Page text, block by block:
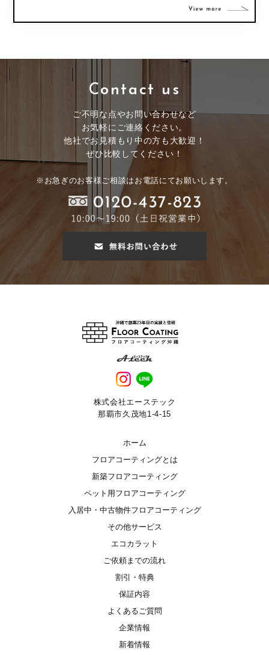
Contact us
ご不明な点やお問い合わせなど
お気軽にご連絡ください。
他社でお見積もり中の方も大歓迎！
ぜひ比較してください！
※お急ぎのお客様ご相談はお電話にてお願いします。
株式会社エーステック
那覇市久茂地1-4-15
ホーム
フロアコーティングとは
新築フロアコーティング
ペット用フロアコーティング
入居中・中古物件フロアコーティング
その他サービス
エコカラット
ご依頼までの流れ
割引・特典
保証内容
よくあるご質問
企業情報
新着情報